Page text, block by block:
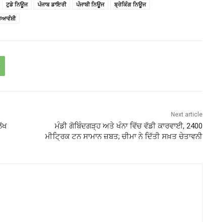
ਟੁਡੇ ਨਿਊਜ ਪੰਜਾਬ ਡਾਇਰੀ ਪੰਜਾਬੀ ਨਿਊਜ
ਬ੍ਰੇਕਿੰਗ ਨਿਊਜ
Next article
ਮੰਡੀ ਗੋਬਿੰਦਗੜ੍ਹ ਅਤੇ ਖੰਨਾ ਵਿੱਚ ਵੱਡੀ ਕਾਰਵਾਈ, 2400
ਮੀਟ੍ਰਿਕ ਟਨ ਸਾਮਾਨ ਜ਼ਬਤ; ਚੀਮਾ ਨੇ ਦਿੱਤੀ ਸਖ਼ਤ ਚੇਤਾਵਨੀ